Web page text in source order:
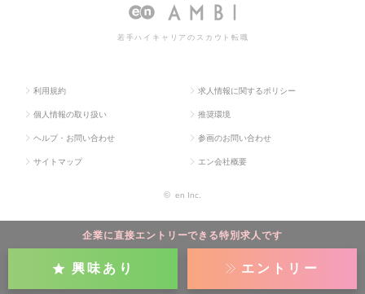
企業に直接エントリーできる特別求人です
興味あり エントリー
の転職 ◆資格手当も充実の求人情報
若手ハイキャリアのスカウト転職
利用規約 求人情報に関するポリシー
個人情報の取り扱い 推奨環境
ヘルプ・お問い合わせ 参画のお問い合わせ
サイトマップ エン会社概要
© en Inc.